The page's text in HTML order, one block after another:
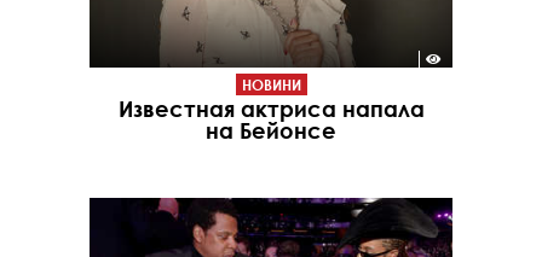
НОВИНИ
Известная актриса напала
на Бейонсе